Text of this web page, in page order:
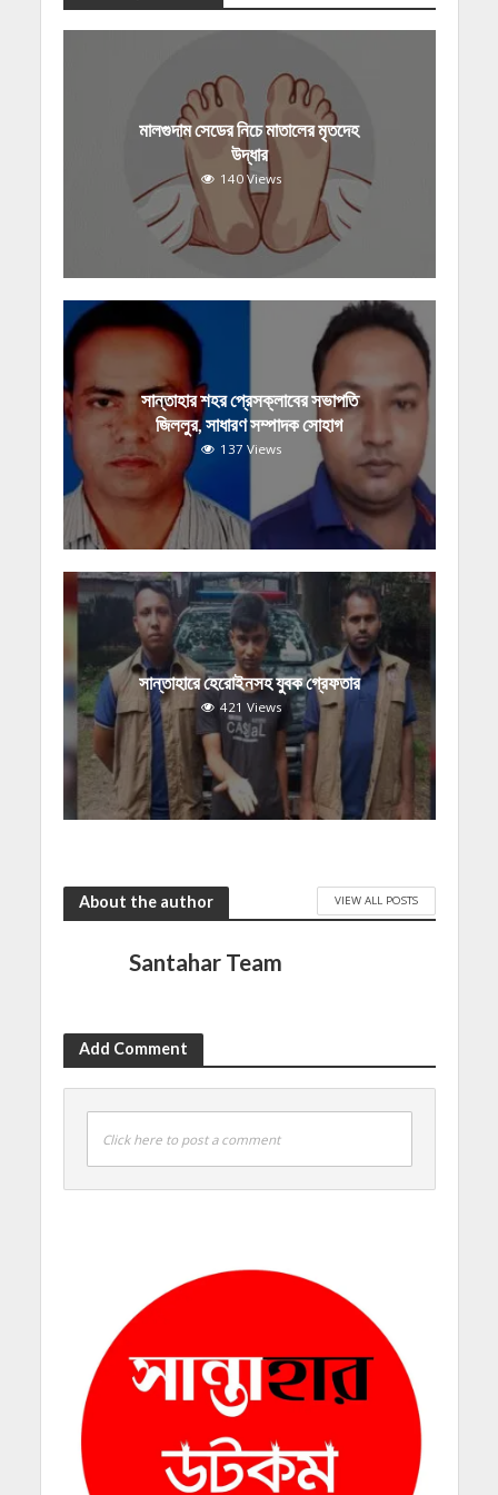
মালগুদাম সেডের নিচে মাতালের মৃতদেহ
উদ্ধার
140 Views
সান্তাহার শহর প্রেসক্লাবের সভাপতি
জিললুর, সাধারণ সম্পাদক সোহাগ
137 Views
সান্তাহারে হেরোইনসহ যুবক গ্রেফতার
421 Views
About the author VIEW ALL POSTS
Santahar Team
Add Comment
Click here to post a comment